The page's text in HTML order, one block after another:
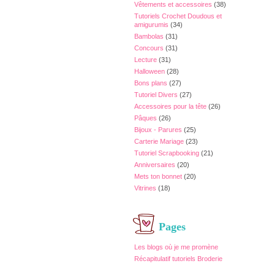
Vêtements et accessoires (38)
Tutoriels Crochet Doudous et
amigurumis (34)
Bambolas (31)
Concours (31)
Lecture (31)
Halloween (28)
Bons plans (27)
Tutoriel Divers (27)
Accessoires pour la tête (26)
Pâques (26)
Bijoux - Parures (25)
Carterie Mariage (23)
Tutoriel Scrapbooking (21)
Anniversaires (20)
Mets ton bonnet (20)
Vitrines (18)
Pages
Les blogs où je me promène
Récapitulatif tutoriels Broderie